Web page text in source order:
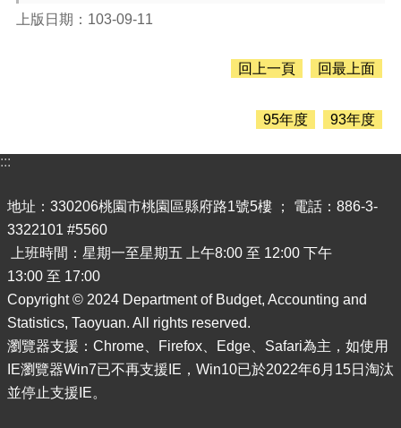
訊
息
計
機
關
通
錄
業
務
資
訊
上版日期：103-09-11
回上一頁 回最上面
95年度 93年度
:::
地址：330206桃園市桃園區縣府路1號5樓 ； 電話：886-3-
3322101 #5560
上班時間：星期一至星期五 上午8:00 至 12:00 下午
13:00 至 17:00
Copyright © 2024 Department of Budget, Accounting and
Statistics, Taoyuan. All rights reserved.
瀏覽器支援：Chrome、Firefox、Edge、Safari為主，如使用
IE瀏覽器Win7已不再支援IE，Win10已於2022年6月15日淘汰
並停止支援IE。